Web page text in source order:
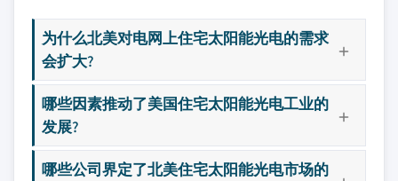
为什么北美对电网上住宅太阳能光电的需求
会扩大?
哪些因素推动了美国住宅太阳能光电工业的
发展?
哪些公司界定了北美住宅太阳能光电市场的